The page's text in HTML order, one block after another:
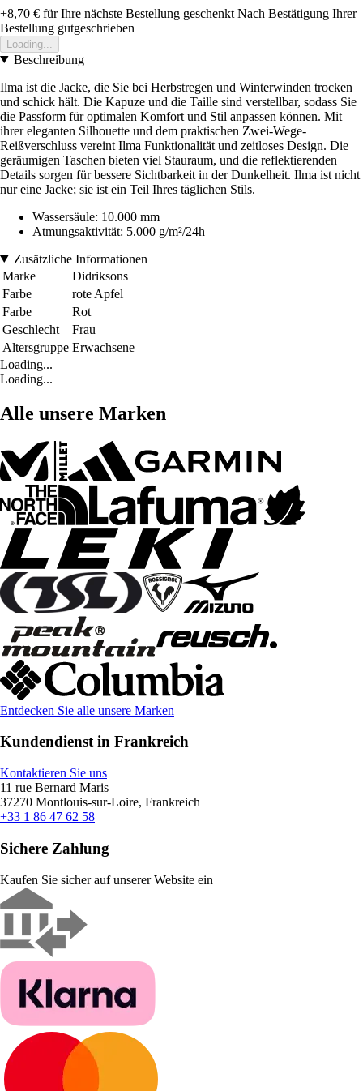
+8,70 € für Ihre nächste Bestellung geschenkt Nach Bestätigung Ihrer
Bestellung gutgeschrieben
Loading...
Beschreibung
Ilma ist die Jacke, die Sie bei Herbstregen und Winterwinden trocken
und schick hält. Die Kapuze und die Taille sind verstellbar, sodass Sie
die Passform für optimalen Komfort und Stil anpassen können. Mit
ihrer eleganten Silhouette und dem praktischen Zwei-Wege-
Reißverschluss vereint Ilma Funktionalität und zeitloses Design. Die
geräumigen Taschen bieten viel Stauraum, und die reflektierenden
Details sorgen für bessere Sichtbarkeit in der Dunkelheit. Ilma ist nicht
nur eine Jacke; sie ist ein Teil Ihres täglichen Stils.
Wassersäule: 10.000 mm
Atmungsaktivität: 5.000 g/m²/24h
Zusätzliche Informationen
Marke
Didriksons
Farbe
rote Apfel
Farbe
Rot
Geschlecht
Frau
Altersgruppe Erwachsene
Loading...
Loading...
Alle unsere Marken
Entdecken Sie alle unsere Marken
Kundendienst in Frankreich
Kontaktieren Sie uns
11 rue Bernard Maris
37270 Montlouis-sur-Loire, Frankreich
+33 1 86 47 62 58
Sichere Zahlung
Kaufen Sie sicher auf unserer Website ein